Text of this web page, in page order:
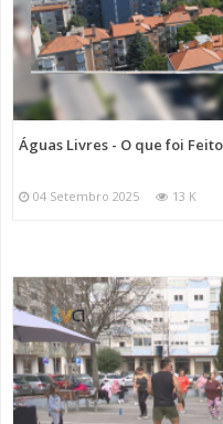
Águas Livres - O que foi
04 Setembro 2025 13 K